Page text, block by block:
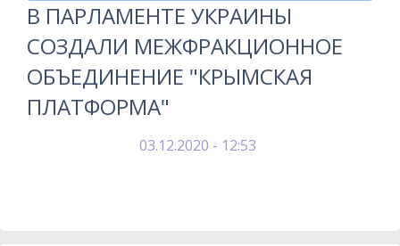
В ПАРЛАМЕНТЕ УКРАИНЫ
СОЗДАЛИ МЕЖФРАКЦИОННОЕ
ОБЪЕДИНЕНИЕ "КРЫМСКАЯ
ПЛАТФОРМА"
03.12.2020 - 12:53